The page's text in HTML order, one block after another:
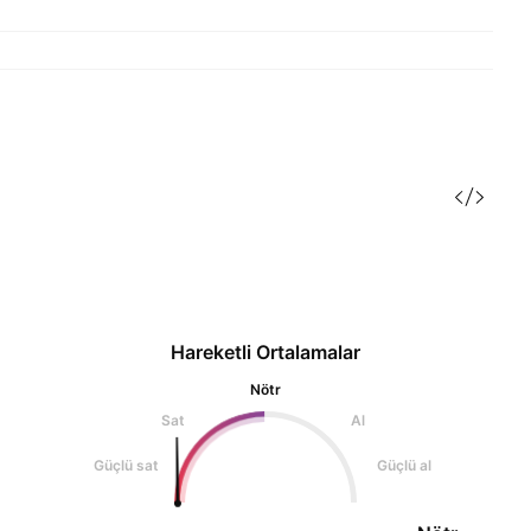
Hareketli Ortalamalar
Nötr
Sat
Al
Güçlü sat Güçlü al